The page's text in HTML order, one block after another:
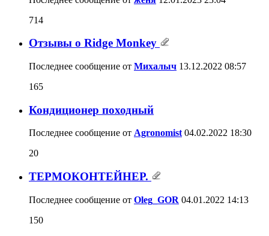
714
Отзывы о Ridge Monkey
Последнее сообщение от Михалыч 13.12.2022 08:57
165
Кондиционер походный
Последнее сообщение от Agronomist04.02.2022 18:30
20
ТЕРМОКОНТЕЙНЕР.
Последнее сообщение от Oleg_GOR 04.01.2022 14:13
150